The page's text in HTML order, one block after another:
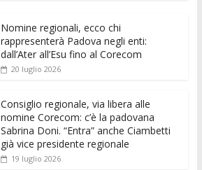
l s
A
p
p
ss
e
n
er
di
t
k
e
dI
di
vi
Nomine regionali, ecco chi
rappresenterà Padova negli enti:
dall’Ater all’Esu fino al Corecom
20 luglio 2026
Consiglio regionale, via libera alle
nomine Corecom: c’è la padovana
Sabrina Doni. “Entra” anche Ciambetti
già vice presidente regionale
19 luglio 2026